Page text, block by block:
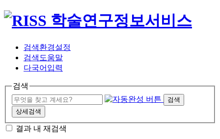
검색환경설정
검색도움말
다국어입력
검색
검색
상세검색
결과 내 재검색